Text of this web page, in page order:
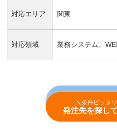
対応エリア 関東
対応領域 業務システム、
詳しい情報
＼条件ピッタ
発注先を探し